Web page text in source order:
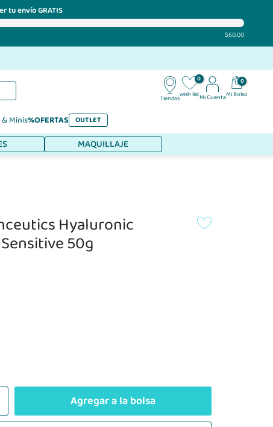
tu envío GRATIS
$60,00
Tiendas
0
wish listMi Cuenta
0
Mi Bolso
Minis%OFERTAS OUTLET
MAQUILLAJE
Hyaluronic
50g
Agregar a la bolsa